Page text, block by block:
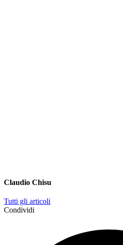
Claudio Chisu
Tutti gli articoli
Condividi